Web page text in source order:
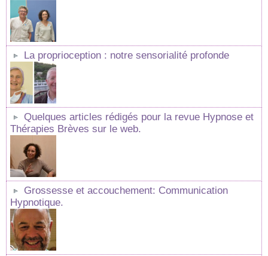
La proprioception : notre sensorialité profonde
Quelques articles rédigés pour la revue Hypnose et
Thérapies Brèves sur le web.
Grossesse et accouchement: Communication
Hypnotique.